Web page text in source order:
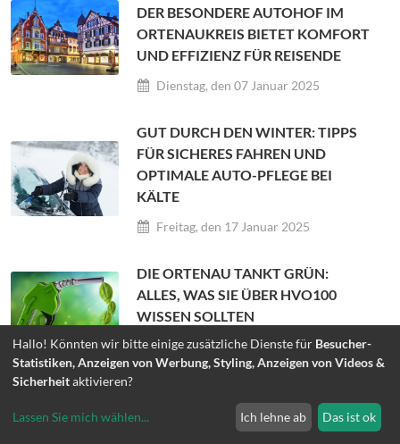
DER BESONDERE AUTOHOF IM
ORTENAUKREIS BIETET KOMFORT
UND EFFIZIENZ FÜR REISENDE
Dienstag, den 07 Januar 2025
GUT DURCH DEN WINTER: TIPPS
FÜR SICHERES FAHREN UND
OPTIMALE AUTO-PFLEGE BEI
KÄLTE
Freitag, den 17 Januar 2025
DIE ORTENAU TANKT GRÜN:
ALLES, WAS SIE ÜBER HVO100
WISSEN SOLLTEN
Donnerstag, den 23 Januar 2025
SENKEN: HEIZTIPPS FÜR DIE
ÜBERGANGSZEIT
Hallo! Könnten wir bitte einige zusätzliche Dienste für Besucher-
Statistiken, Anzeigen von Werbung, Styling, Anzeigen von Videos &
Sicherheitaktivieren?
Lassen Sie mich wählen... Ich lehne ab Das ist ok